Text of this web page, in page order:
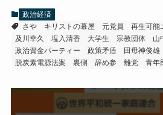
政治経済
さや
キリストの幕屋 元党員 再生可能
及川幸久
塩入清香 大学生 宗教団体 山
政治資金パーティー
政策矛盾 田母神俊雄
脱炭素電源法案
裏側 辞め参 離党 青年